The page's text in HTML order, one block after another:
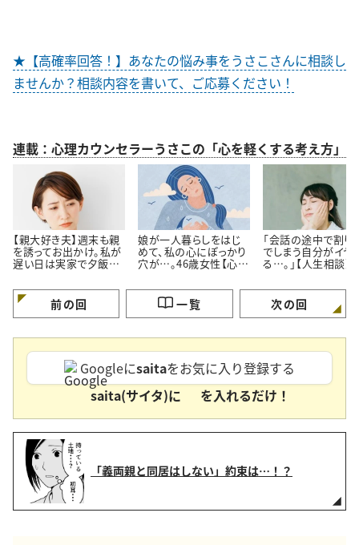
★【高確率回答！】あなたの悩み事をうさこさんに相談し
ませんか？相談内容を書いて、ご応募ください！
連載：心理カウンセラーうさこの「心を軽くする考え方」
【親大好き夫】週末も親
を誘ってお出かけ。私が
遅い日は実家で夕飯。
なのでは…？
娘が一人暮らしをはじ
めて、私の心にぽっかり
穴が…。46歳女性【心理
談】
「会話の途中で割り
でしまう自分がイヤ
る…。」【人生相談】
前の回 一覧 次の回
Googleにsaitaをお気に入り登録する
saita(サイタ)に
を入れるだけ！
「義両親と同居はしない」約束は…！？